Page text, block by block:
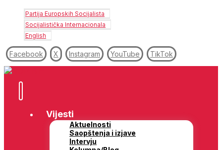
Partija Europskih Socijalista
Socijalistička Internacionala
English
Facebook X Instagram YouTube TikTok
Vijesti
Aktuelnosti
Saopštenja i izjave
Intervju